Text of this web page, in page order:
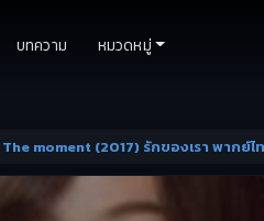
บทความ หมวดหมู่
The moment (2017) รักของเรา พากย์ไ